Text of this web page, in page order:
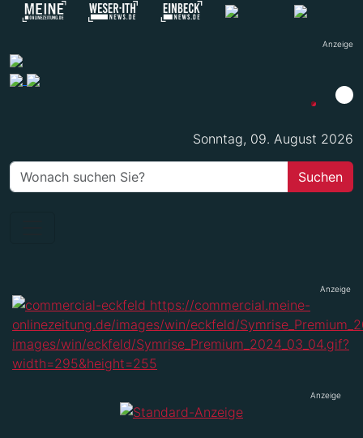
Anzeige
Sonntag, 09. August 2026
Anzeige
Anzeige